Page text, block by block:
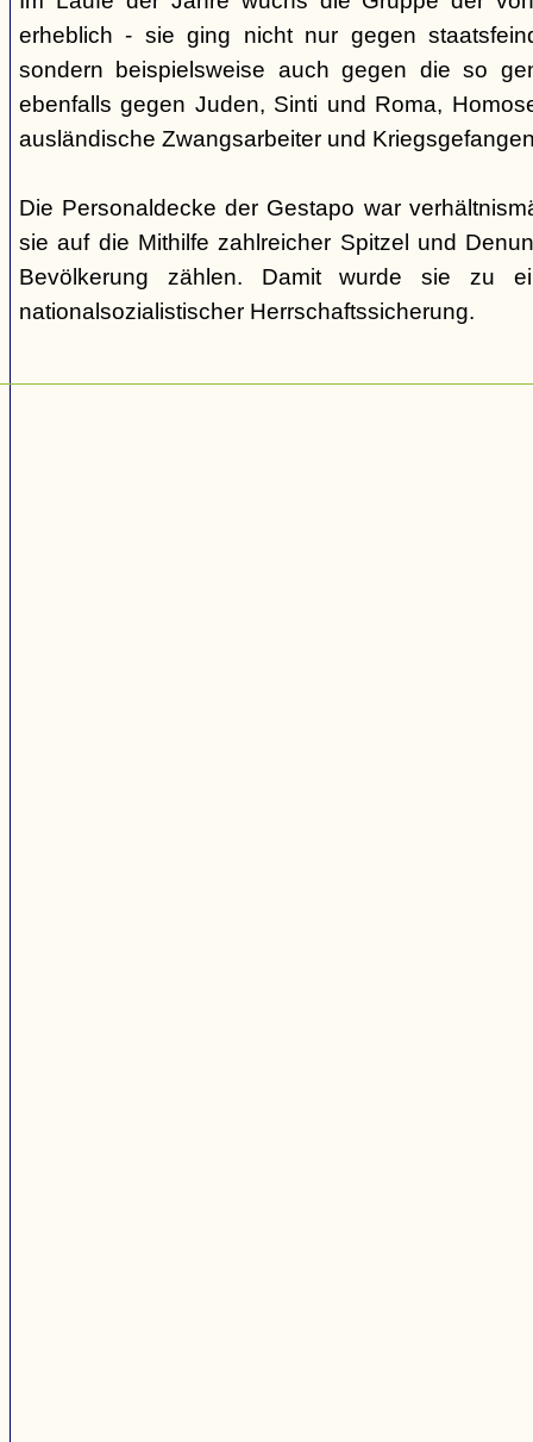
erheblich - sie ging nicht nur gegen
sondern beispielsweise auch gegen die so
ebenfalls gegen Juden, Sinti und Roma,
ausländische Zwangsarbeiter und
Die Personaldecke der Gestapo war
sie auf die Mithilfe zahlreicher Spitzel und
Bevölkerung zählen. Damit wurde sie zu
nationalsozialistischer Herrschaftssicherung.